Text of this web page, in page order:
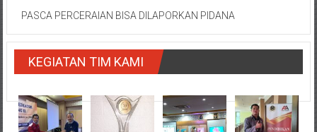
PASCA PERCERAIAN BISA DILAPORKAN PIDANA
KEGIATAN TIM KAMI